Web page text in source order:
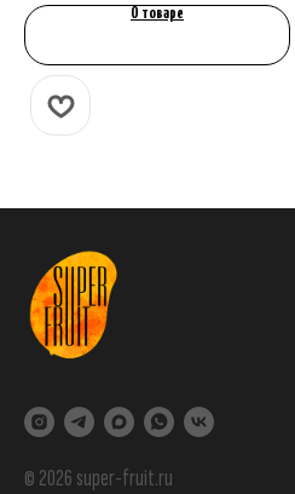
О товаре
© 2026 super-fruit.ru